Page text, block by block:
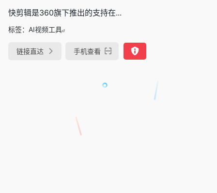
快剪辑是360旗下推出的支持在...
标签： AI视频工具
链接直达 手机查看